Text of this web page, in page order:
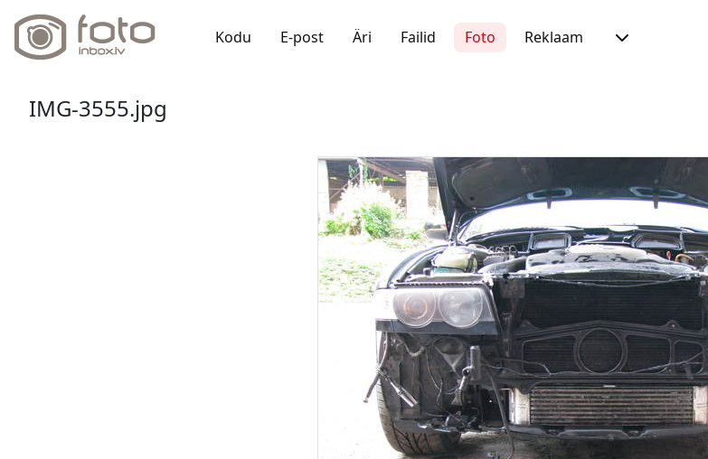
Kodu E-post Äri Failid Foto Reklaam
IMG-3555.jpg